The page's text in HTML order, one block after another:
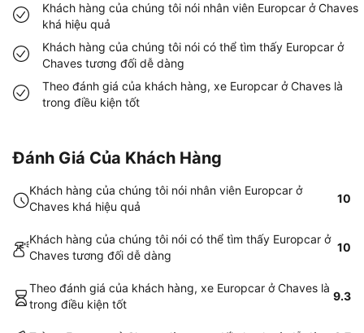
Khách hàng của chúng tôi nói nhân viên Europcar ở Chaves
khá hiệu quả
Khách hàng của chúng tôi nói có thể tìm thấy Europcar ở
Chaves tương đối dễ dàng
Theo đánh giá của khách hàng, xe Europcar ở Chaves là
trong điều kiện tốt
Đánh Giá Của Khách Hàng
Khách hàng của chúng tôi nói nhân viên Europcar ở
Chaves khá hiệu quả
10
Khách hàng của chúng tôi nói có thể tìm thấy Europcar ở
Chaves tương đối dễ dàng
10
Theo đánh giá của khách hàng, xe Europcar ở Chaves là
trong điều kiện tốt
9.3